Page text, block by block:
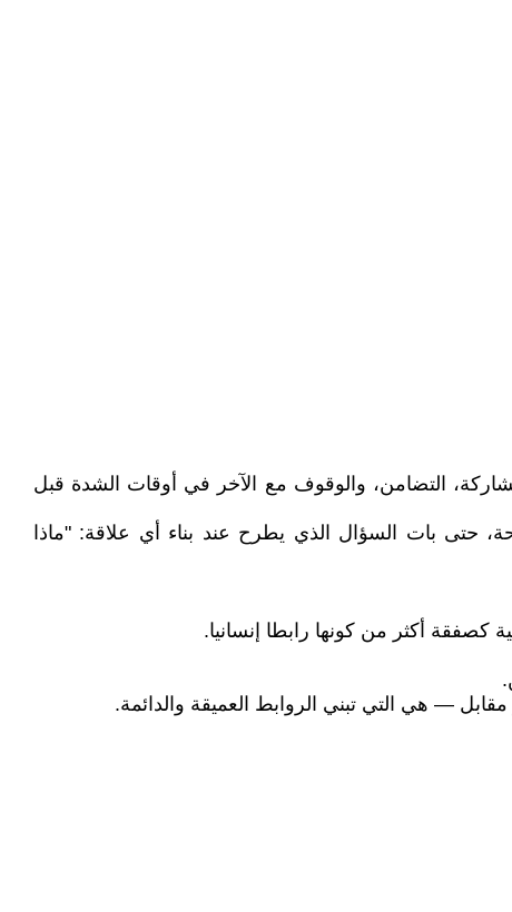
التضامن، والوقوف مع الآخر في أوقات الشدة قبل
حتى بات السؤال الذي يطرح عند بناء أي علاقة: "ماذا
كصفقة أكثر من كونها رابطا إنسانيا.
— هي التي تبني الروابط العميقة والدائمة.